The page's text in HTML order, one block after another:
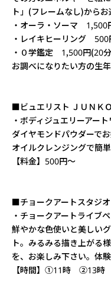
ト」(フレームなし)からお
・オーラ・ソーマ 1,500
・レイキヒーリング
・０学鑑定 1,500円(20
お調べになりたい方の生
■ビュエリスト ＪＵＮＫ
・ボディジュエリーアー
ダイヤモンドパウダーで
オイルクレンジングで簡単
【料金】500円～
■チョークアートスタジ
・チョークアートライブ
鮮やかな色使いと美しい
ト。みるみる描き上がる
を、お楽しみ下さい
【時間】①11時 ②13